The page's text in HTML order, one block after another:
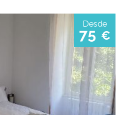
Desde
75 €